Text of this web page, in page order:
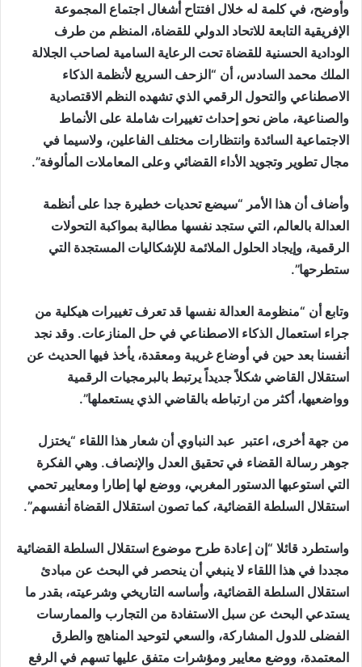
وأوضح، في كلمة له خلال افتتاح أشغال اجتماع المجموعة
الإفريقية التابعة للاتحاد الدولي للقضاة، المنظم من طرف
الودادية الحسنية للقضاة تحت الرعاية السامية لصاحب الجلالة
الملك محمد السادس، أن “الزحف السريع لأنظمة الذكاء
الاصطناعي والتحول الرقمي الذي تشهده النظم الاقتصادية
والصناعية، ماض نحو إحداث تغييرات شاملة على الأنماط
الاجتماعية السائدة وانتظارات مختلف الفاعلين، ولاسيما في
مجال تطوير وتجويد الأداء القضائي وعلى المعاملات المألوفة”.
وأضاف أن هذا الأمر “سيضع تحديات خطيرة جدا على أنظمة
العدالة بالعالم، التي ستجد نفسها مطالبة بمواكبة التحولات
الرقمية، وإيجاد الحلول الملائمة للإشكاليات المستجدة التي
ستطرحها”.
وتابع أن “منظومة العدالة نفسها قد تعرف تغييرات هيكلية من
جراء استعمال الذكاء الاصطناعي في حل المنازعات. وقد نجد
أنفسنا بعد حين في أوضاع غريبة ومعقدة، يأخذ فيها الحديث عن
استقلال القاضي شكلاً جديداً يرتبط بالبرمجيات الرقمية
وواضعيها، أكثر من ارتباطه بالقاضي الذي يستعملها”.
من جهة أخرى، اعتبر عبد النباوي أن شعار هذا اللقاء “يختزل
جوهر رسالة القضاء في تحقيق العدل والإنصاف. وهي الفكرة
التي استوعبها الدستور المغربي، ووضع لها إطارا ومعايير تحمي
استقلال السلطة القضائية، كما تصون استقلال القضاة أنفسهم”.
واستطرد قائلا “إن إعادة طرح موضوع استقلال السلطة القضائية
مجددا في هذا اللقاء لا ينبغي أن ينحصر في البحث عن مبادئ
استقلال السلطة القضائية، وأساسه التاريخي وشرعيته، بقدر ما
يستدعي البحث عن سبل الاستفادة من التجارب والممارسات
الفضلى للدول المشاركة، والسعي لتوحيد المناهج والطرق
المعتمدة، ووضع معايير ومؤشرات متفق عليها تسهم في الرفع